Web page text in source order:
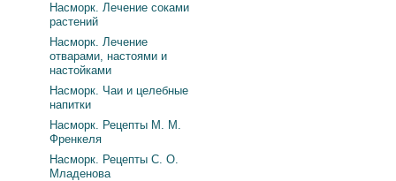
Насморк. Лечение соками
растений
Насморк. Лечение
отварами, настоями и
настойками
Насморк. Чаи и целебные
напитки
Насморк. Рецепты М. М.
Френкеля
Насморк. Рецепты С. О.
Младенова